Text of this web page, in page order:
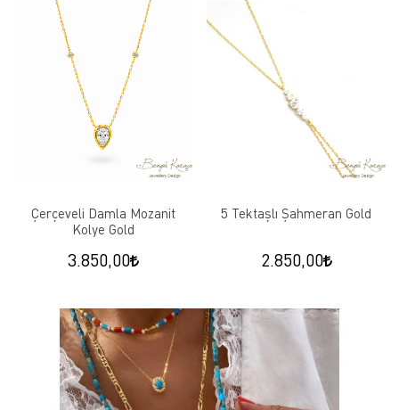
Çerçeveli Damla Mozanit
Kolye Gold
3.850,00
5 Tektaşlı Şahmeran Gold
2.850,00